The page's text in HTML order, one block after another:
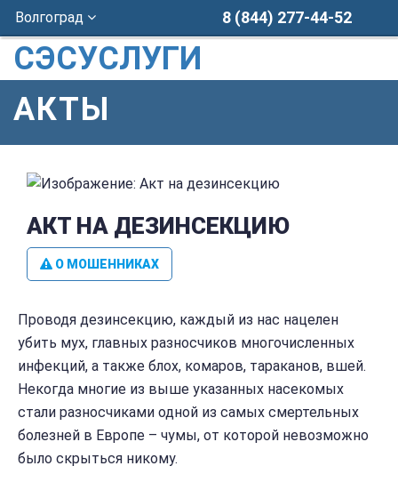
Волгоград 8 (844) 277-44-52
СЭСУСЛУГИ
АКТЫ
АКТ НА ДЕЗИНСЕКЦИЮ
О МОШЕННИКАХ
Проводя дезинсекцию, каждый из нас нацелен
убить мух, главных разносчиков многочисленных
инфекций, а также блох, комаров, тараканов, вшей.
Некогда многие из выше указанных насекомых
стали разносчиками одной из самых смертельных
болезней в Европе – чумы, от которой невозможно
было скрыться никому.